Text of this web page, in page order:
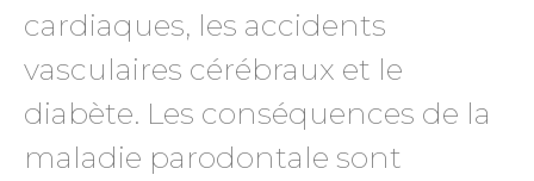
cardiaques, les accidents
vasculaires cérébraux et le
diabète. Les conséquences de la
maladie parodontale sont